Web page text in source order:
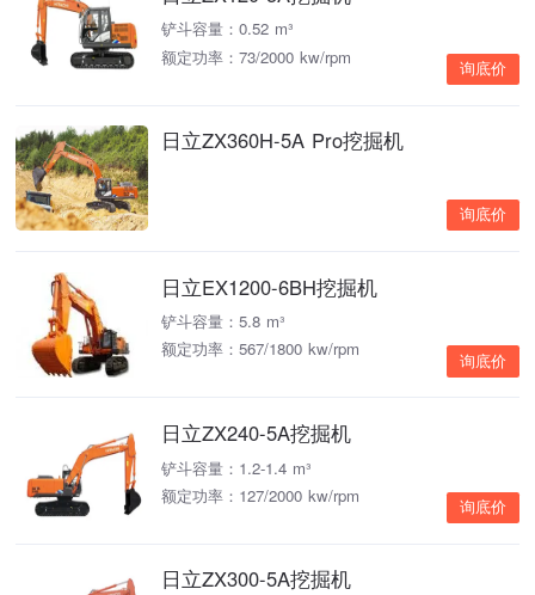
铲斗容量：0.52 m³
额定功率：73/2000 kw/rpm
询底价
日立ZX360H-5A Pro挖掘机
询底价
日立EX1200-6BH挖掘机
铲斗容量：5.8 m³
额定功率：567/1800 kw/rpm
询底价
日立ZX240-5A挖掘机
铲斗容量：1.2-1.4 m³
额定功率：127/2000 kw/rpm
询底价
日立ZX300-5A挖掘机